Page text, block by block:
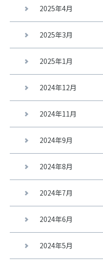
2025年4月
2025年3月
2025年1月
2024年12月
2024年11月
2024年9月
2024年8月
2024年7月
2024年6月
2024年5月